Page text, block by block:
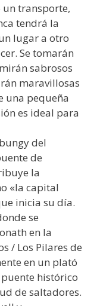
un transporte,
tendrá la
lugar a otro
Se tomarán
sabrosos
maravillosas
una pequeña
es ideal para
del
de
la
«la capital
inicia su día.
se
en la
/ Los Pilares de
en un plató
histórico
de saltadores.